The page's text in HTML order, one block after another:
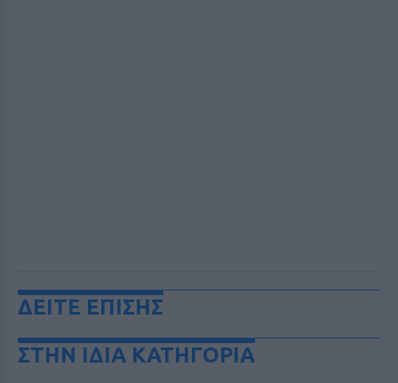
ΔΕΙΤΕ ΕΠΙΣΗΣ
ΣΤΗΝ ΙΔΙΑ ΚΑΤΗΓΟΡΙΑ